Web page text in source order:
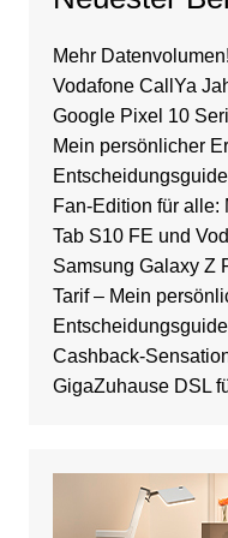
Mehr
Vodafone CallYa
Google Pixel 10
Mein persönlicher
Entscheidungsguide
Fan-Edition für alle:
Tab S10 FE und
Samsung Galaxy Z
Tarif – Mein
Entscheidungsguide
Cashback-
GigaZuhause DSL